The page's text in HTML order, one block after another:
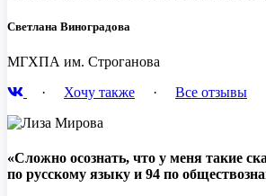
Светлана Виноградова
МГХПА им. Строганова
· Хочу также · Все отзывы
«Сложно осознать, что у меня такие
по русскому языку и 94 по